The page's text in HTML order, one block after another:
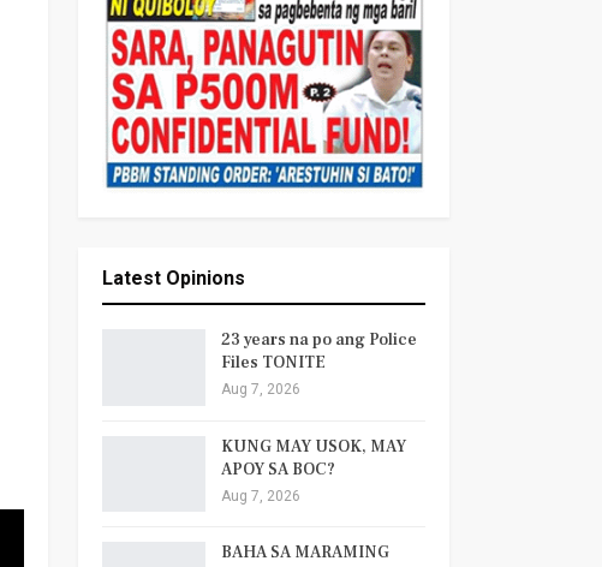
Latest Opinions
23 years na po ang Police
Files TONITE
Aug 7, 2026
KUNG MAY USOK, MAY
APOY SA BOC?
Aug 7, 2026
BAHA SA MARAMING